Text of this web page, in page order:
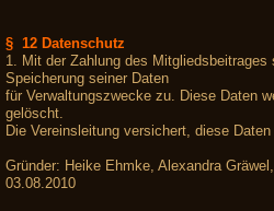
§ 12 Datenschutz
1. Mit der Zahlung des
Speicherung seiner Daten
für Verwaltungszwecke zu. Diese Daten
gelöscht.
Die Vereinsleitung versichert, diese
Gründer: Heike Ehmke, Alexandra
03.08.2010